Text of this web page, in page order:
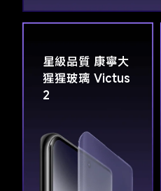
星級品質 康寧大
猩猩玻璃 Victus
2